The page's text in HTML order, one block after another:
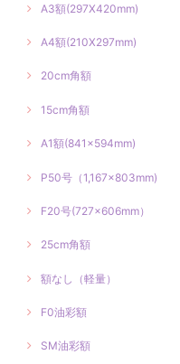
A3額(297X420mm)
A4額(210X297mm)
20cm角額
15cm角額
A1額(841×594mm)
P50号（1,167×803mm)
F20号(727×606mm）
25cm角額
額なし（軽量）
F0油彩額
SM油彩額